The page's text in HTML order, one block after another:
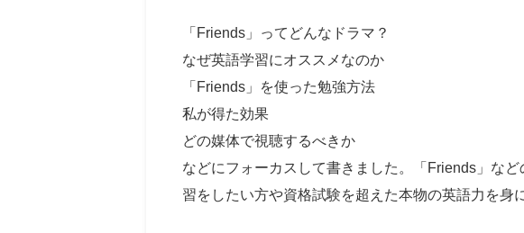
「Friends」ってどんなドラマ？
なぜ英語学習にオススメなのか
「Friends」を使った勉強方法
私が得た効果
どの媒体で視聴するべきか
などにフォーカスして書きました。「Friends」な
習をしたい方や資格試験を超えた本物の英語力を身